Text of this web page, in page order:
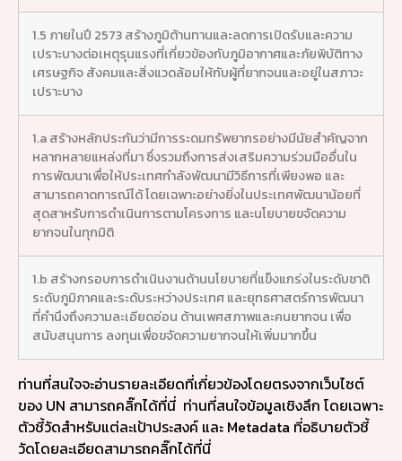
1.5 ภายในปี 2573 สร้างภูมิต้านทานและลดการเปิดรับและความ
เปราะบางต่อเหตุรุนแรงที่เกี่ยวข้องกับภูมิอากาศและภัยพิบัติทาง
เศรษฐกิจ สังคมและสิ่งแวดล้อมให้กับผู้ที่ยากจนและอยู่ในสภาวะ
เปราะบาง
1.a สร้างหลักประกันว่ามีการระดมทรัพยากรอย่างมีนัยสำคัญจาก
หลากหลายแหล่งที่มา ซึ่งรวมถึงการส่งเสริมความร่วมมืออื่นใน
การพัฒนาเพื่อให้ประเทศกำลังพัฒนามีวิธีการที่เพียงพอ และ
สามารถคาดการณ์ได้ โดยเฉพาะอย่างยิ่งในประเทศพัฒนาน้อยที่
สุดสาหรับการดำเนินการตามโครงการ และนโยบายขจัดความ
ยากจนในทุกมิติ
1.b สร้างกรอบการดำเนินงานด้านนโยบายที่แข็งแกร่งในระดับชาติ
ระดับภูมิภาคและระดับระหว่างประเทศ และยุทธศาสตร์การพัฒนา
ที่คำนึงถึงความละเอียดอ่อน ด้านเพศสภาพและคนยากจน เพื่อ
สนับสนุนการ ลงทุนเพื่อขจัดความยากจนให้เพิ่มมากขึ้น
ท่านที่สนใจจะอ่านรายละเอียดที่เกี่ยวข้องโดยตรงจากเว็บไซต์
ของ UN สามารถคลิ๊กได้ที่นี่ ท่านที่สนใจข้อมูลเชิงลึก โดยเฉพาะ
ตัวชี้วัดสำหรับแต่ละเป้าประสงค์ และ Metadata ที่อธิบายตัวชี้
วัดโดยละเอียดสามารถคลิ๊กได้ที่นี่